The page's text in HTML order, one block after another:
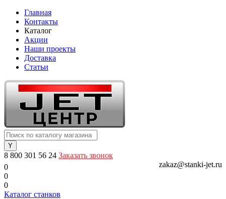
Главная
Контакты
Каталог
Акции
Наши проекты
Доставка
Статьи
8 800 301 56 24 Заказать звонок
zakaz@stanki-jet.ru
0
0
0
Каталог станков